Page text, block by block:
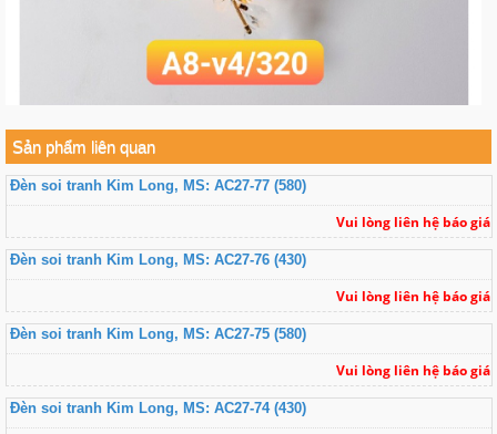
Sản phẩm liên quan
Đèn soi tranh Kim Long, MS: AC27-77 (580)
Vui lòng liên hệ báo giá
Đèn soi tranh Kim Long, MS: AC27-76 (430)
Vui lòng liên hệ báo giá
Đèn soi tranh Kim Long, MS: AC27-75 (580)
Vui lòng liên hệ báo giá
Đèn soi tranh Kim Long, MS: AC27-74 (430)